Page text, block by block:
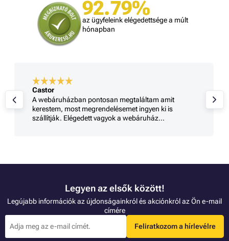
92.79%
az ügyfeleink elégedettsége a múlt
hónapban
Castor
A webáruházban pontosan megtaláltam amit
kerestem, most megrendelésemet ingyen ki is
szállítják. Elégedett vagyok a webáruház
Legyen az elsők között!
Legújabb információk az újdonságainkról és akciónkról az Ön e-mail
címére
Feliratkozom a hírlevélre